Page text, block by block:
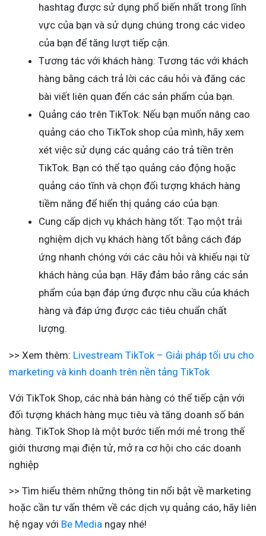
hashtag được sử dụng phổ biến nhất trong lĩnh
vực của bạn và sử dụng chúng trong các video
của bạn để tăng lượt tiếp cận.
Tương tác với khách hàng: Tương tác với khách
hàng bằng cách trả lời các câu hỏi và đăng các
bài viết liên quan đến các sản phẩm của bạn.
Quảng cáo trên TikTok: Nếu bạn muốn nâng cao
quảng cáo cho TikTok shop của mình, hãy xem
xét việc sử dụng các quảng cáo trả tiền trên
TikTok. Bạn có thể tạo quảng cáo động hoặc
quảng cáo tĩnh và chọn đối tượng khách hàng
tiềm năng để hiển thị quảng cáo của bạn.
Cung cấp dịch vụ khách hàng tốt: Tạo một trải
nghiệm dịch vụ khách hàng tốt bằng cách đáp
ứng nhanh chóng với các câu hỏi và khiếu nại từ
khách hàng của bạn. Hãy đảm bảo rằng các sản
phẩm của bạn đáp ứng được nhu cầu của khách
hàng và đáp ứng được các tiêu chuẩn chất
lượng.
>> Xem thêm: Livestream TikTok – Giải pháp tối ưu cho
marketing và kinh doanh trên nền tảng TikTok
Với TikTok Shop, các nhà bán hàng có thể tiếp cận với
đối tượng khách hàng mục tiêu và tăng doanh số bán
hàng. TikTok Shop là một bước tiến mới mẻ trong thế
giới thương mại điện tử, mở ra cơ hội cho các doanh
nghiệp
>> Tìm hiểu thêm những thông tin nổi bật về marketing
hoặc cần tư vấn thêm về các dịch vụ quảng cáo, hãy liên
hệ ngay với Be Media ngay nhé!